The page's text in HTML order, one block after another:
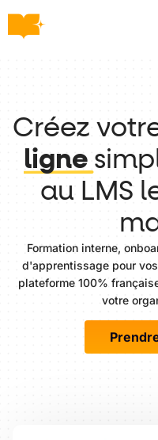
Créez
ligne
au LMS
Formation interne,
d'apprentissage pour
plateforme 100%
votre